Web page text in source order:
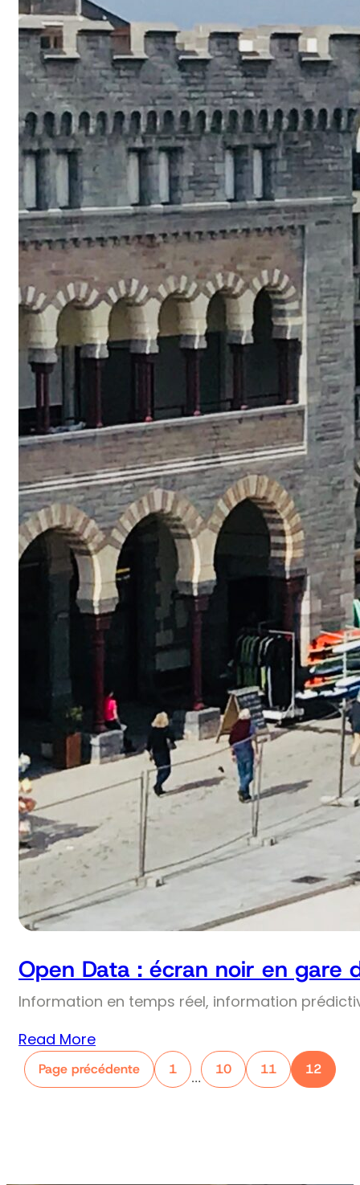
Open Data : écran noir en gare
Information en temps réel, information
Read More
Page précédente 1
…
10 11 12